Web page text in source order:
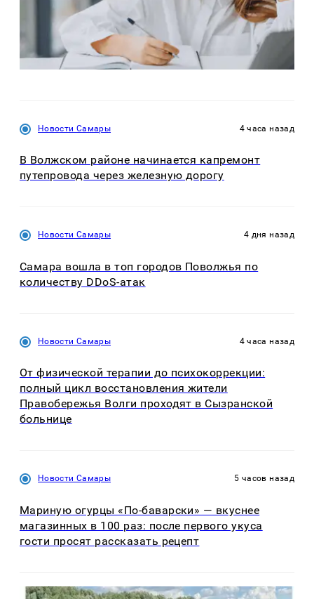
Новости Самары 4 часа назад
В Волжском районе начинается капремонт
путепровода через железную дорогу
Новости Самары 4 дня назад
Самара вошла в топ городов Поволжья по
количеству DDoS-атак
Новости Самары 4 часа назад
От физической терапии до психокоррекции:
полный цикл восстановления жители
Правобережья Волги проходят в Сызранской
больнице
Новости Самары 5 часов назад
Мариную огурцы «По-баварски» — вкуснее
магазинных в 100 раз: после первого укуса
гости просят рассказать рецепт